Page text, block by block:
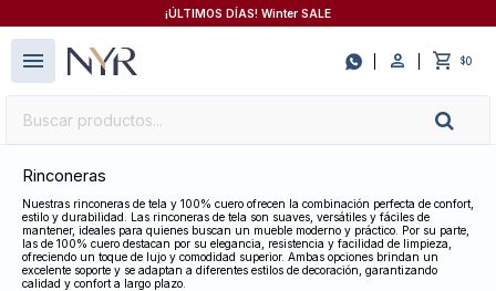
¡ÚLTIMOS DÍAS! Winter SALE
 $0
menu
Rinconeras
Nuestras rinconeras de tela y 100% cuero ofrecen la combinación perfecta de confort,
estilo y durabilidad. Las rinconeras de tela son suaves, versátiles y fáciles de
mantener, ideales para quienes buscan un mueble moderno y práctico. Por su parte,
las de 100% cuero destacan por su elegancia, resistencia y facilidad de limpieza,
ofreciendo un toque de lujo y comodidad superior. Ambas opciones brindan un
excelente soporte y se adaptan a diferentes estilos de decoración, garantizando
calidad y confort a largo plazo.
close